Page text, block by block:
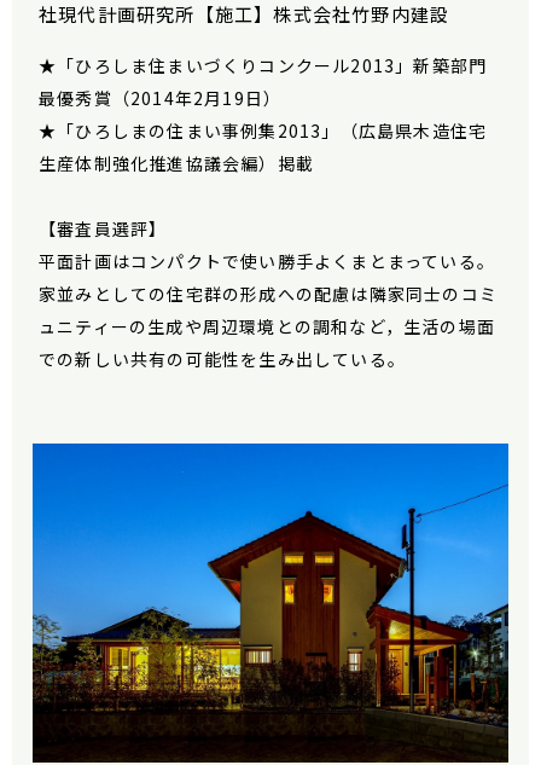
社現代計画研究所【施工】株式会社竹野内建設
★「ひろしま住まいづくりコンクール2013」新築部門
最優秀賞（2014年2月19日）
★「ひろしまの住まい事例集2013」（広島県木造住宅
生産体制強化推進協議会編）掲載
【審査員選評】
平面計画はコンパクトで使い勝手よくまとまっている。
家並みとしての住宅群の形成への配慮は隣家同士のコミ
ュニティーの生成や周辺環境との調和など，生活の場面
での新しい共有の可能性を生み出している。